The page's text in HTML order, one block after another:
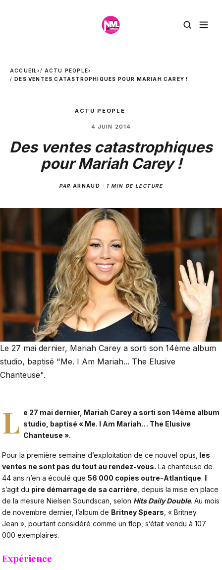
ACCUEIL› ACTU PEOPLE›
DES VENTES CATASTROPHIQUES POUR MARIAH CAREY !
ACTU PEOPLE
4 JUIN 2014
Des ventes catastrophiques
pour Mariah Carey !
PAR ARNAUD · 1 MIN DE LECTURE
Le 27 mai dernier, Mariah Carey a sorti son 14ème album
studio, baptisé "Me. I Am Mariah... The Elusive
Chanteuse".
L e 27 mai dernier, Mariah Carey a sorti son 14ème album
studio, baptisé « Me. I Am Mariah… The Elusive
Chanteuse ».
Pour la première semaine d’exploitation de ce nouvel opus, les
ventes ne sont pas du tout au rendez-vous. La chanteuse de
44 ans n’en a écoulé que 56 000 copies outre-Atlantique. Il
s’agit du pire démarrage de sa carrière , depuis la mise en place
de la mesure Nielsen Soundscan, selon Hits Daily Double. Au mois
de novembre dernier, l’album de Britney Spears , « Britney
Jean », pourtant considéré comme un flop, s’était vendu à 107
000 exemplaires.
Expérience